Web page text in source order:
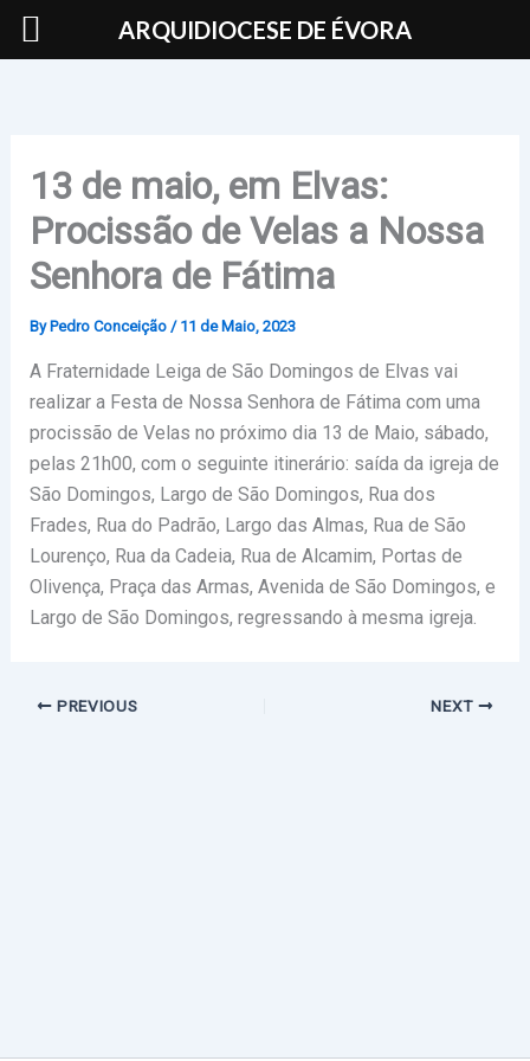
Skip
13 de maio, em Elvas:
Procissão de Velas a Nossa
Senhora de Fátima
By Pedro Conceição / 11 de Maio, 2023
A Fraternidade Leiga de São Domingos de Elvas vai
realizar a Festa de Nossa Senhora de Fátima com uma
procissão de Velas no próximo dia 13 de Maio, sábado,
pelas 21h00, com o seguinte itinerário: saída da igreja de
São Domingos, Largo de São Domingos, Rua dos
Frades, Rua do Padrão, Largo das Almas, Rua de São
Lourenço, Rua da Cadeia, Rua de Alcamim, Portas de
Olivença, Praça das Armas, Avenida de São Domingos, e
Largo de São Domingos, regressando à mesma igreja.
PREVIOUS NEXT
ARQUIDIOCESE DE ÉVORA